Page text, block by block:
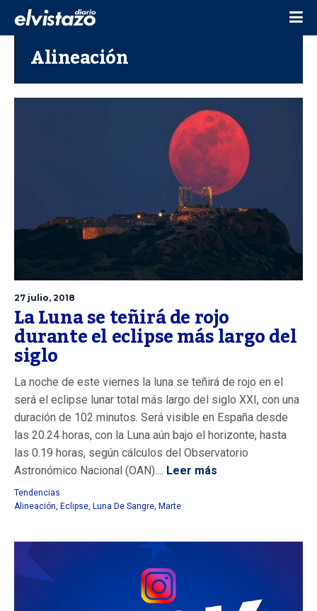
Alineación
27 julio, 2018
La Luna se teñirá de rojo
durante el eclipse más largo del
siglo
La noche de este viernes la luna se teñirá de rojo en el
será el eclipse lunar total más largo del siglo XXI, con una
duración de 102 minutos. Será visible en España desde
las 20.24 horas, con la Luna aún bajo el horizonte, hasta
las 0.19 horas, según cálculos del Observatorio
Astronómico Nacional (OAN).... Leer más
Tendencias
Alineación Eclipse Luna De Sangre Marte